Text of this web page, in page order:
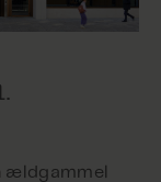
ældgammel